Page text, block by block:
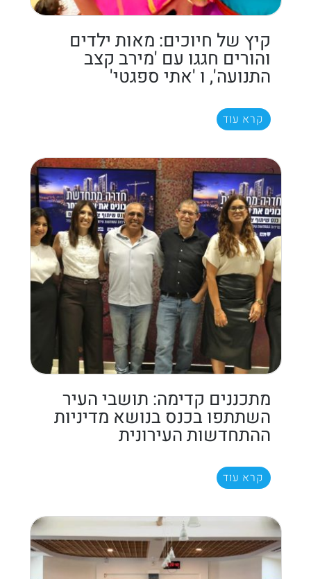
קיץ של חיוכים: מאות ילדים
והורים חגגו עם 'מירב קצב
התנועה', ו 'אתי ספגטי'
קרא עוד
מתכננים קדימה: תושבי העיר
השתתפו בכנס בנושא מדיניות
ההתחדשות העירונית
קרא עוד